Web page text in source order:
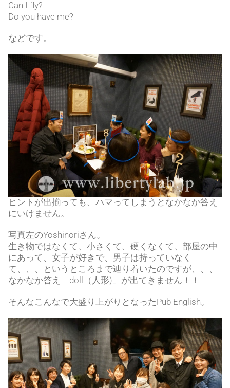
Can I fly?
Do you have me?
などです。
ヒントが出揃っても、ハマってしまうとなかなか答え
にいけません。
写真左のYoshinoriさん。
生き物ではなくて、小さくて、硬くなくて、部屋の中
にあって、女子が好きで、男子は持っていなく
て、、、というところまで辿り着いたのですが、、、
なかなか答え「doll（人形)」が出てきません！！
そんなこんなで大盛り上がりとなったPub English。